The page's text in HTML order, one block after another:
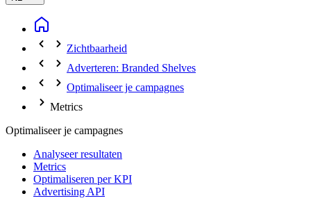
Zichtbaarheid
Adverteren: Branded Shelves
Optimaliseer je campagnes
Metrics
Optimaliseer je campagnes
Analyseer resultaten
Metrics
Optimaliseren per KPI
Advertising API